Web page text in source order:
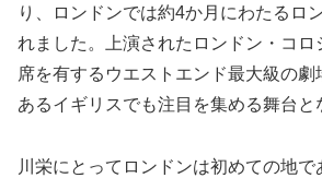
り、ロンドンでは約4か月にわたるロ
れました。上演されたロンドン・コロ
席を有するウエストエンド最大級の
あるイギリスでも注目を集める舞台と
川栄にとってロンドンは初めての地